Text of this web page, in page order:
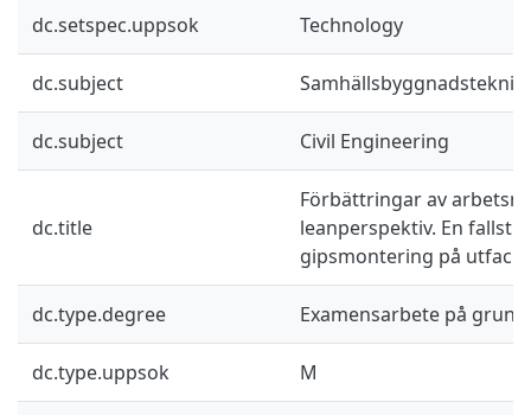
dc.setspec.uppsok Technology
dc.subject Samhällsbyggnadsteknik
dc.subject Civil Engineering
dc.title
Förbättringar av
leanperspektiv. En
gipsmontering på
dc.type.degree Examensarbete på
dc.type.uppsok M